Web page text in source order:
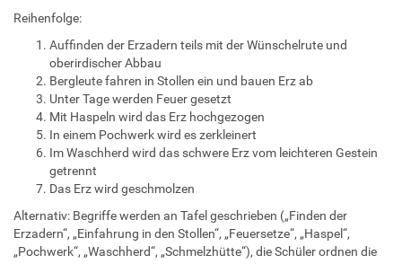
Reihenfolge:
Auffinden der Erzadern teils mit der Wünschelrute und
oberirdischer Abbau
Bergleute fahren in Stollen ein und bauen Erz ab
Unter Tage werden Feuer gesetzt
Mit Haspeln wird das Erz hochgezogen
In einem Pochwerk wird es zerkleinert
Im Waschherd wird das schwere Erz vom leichteren Gestein
getrennt
Das Erz wird geschmolzen
Alternativ: Begriffe werden an Tafel geschrieben („Finden der
Erzadern“, „Einfahrung in den Stollen“, „Feuersetze“, „Haspel“,
„Pochwerk“, „Waschherd“, „Schmelzhütte“), die Schüler ordnen die